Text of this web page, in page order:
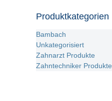
Produktkategorien
Bambach
Unkategorisiert
Zahnarzt Produkte
Zahntechniker Produkte